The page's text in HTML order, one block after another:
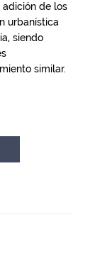
de los
urbanística
siendo
similar.